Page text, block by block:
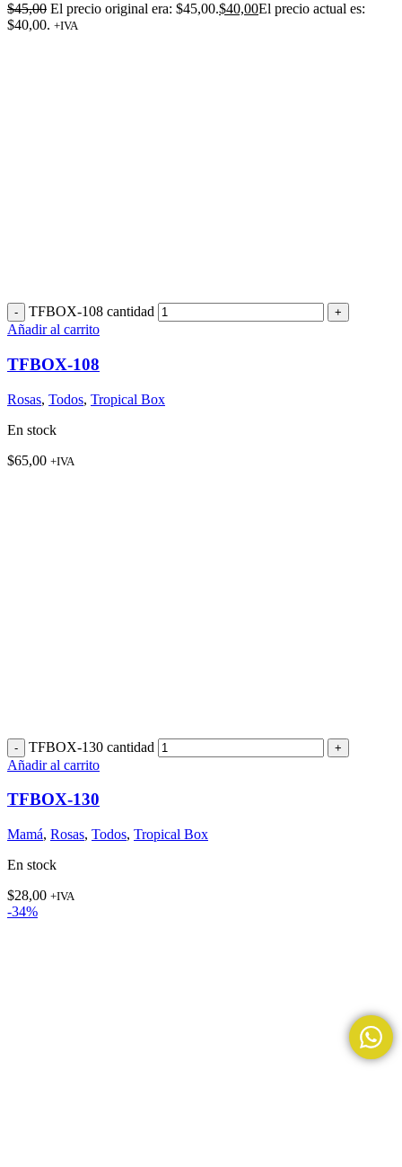
$45,00 El precio original era: $45,00.$40,00El precio actual es:
$40,00. +IVA
TFBOX-108 cantidad
Añadir al carrito
TFBOX-108
Rosas, Todos, Tropical Box
En stock
$65,00 +IVA
TFBOX-130 cantidad
Añadir al carrito
TFBOX-130
Mamá, Rosas, Todos, Tropical Box
En stock
$28,00 +IVA
-34%